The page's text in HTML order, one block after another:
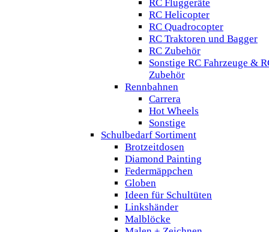
RC Fluggeräte
RC Helicopter
RC Quadrocopter
RC Traktoren und Bagger
RC Zubehör
Sonstige RC Fahrzeuge &
Zubehör
Rennbahnen
Carrera
Hot Wheels
Sonstige
Schulbedarf Sortiment
Brotzeitdosen
Diamond Painting
Federmäppchen
Globen
Ideen für Schultüten
Linkshänder
Malblöcke